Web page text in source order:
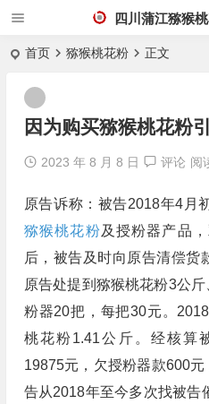
四川蒲江猕猴
首页 猕猴桃花粉 正文
因为购买猕猴桃花粉
2023 年 8 月 8 日 评论 阅
原告诉称：被告2018年4月
猕猴桃花粉及授粉器产品
后，被告及时向原告清偿货
原告处提到猕猴桃花粉3公
粉器20把，每把30元。
桃花粉1.41公斤。经核算
19875元，欠授粉器款600
告从2018年至今多次找被告